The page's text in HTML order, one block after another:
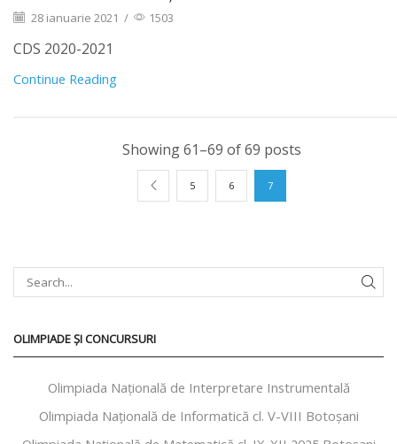
28 ianuarie 2021 / 1503
CDS 2020-2021
Continue Reading
Showing 61–69 of 69 posts
5 6 7
OLIMPIADE ȘI CONCURSURI
Olimpiada Națională de Interpretare Instrumentală
Olimpiada Națională de Informatică cl. V-VIII Botoșani